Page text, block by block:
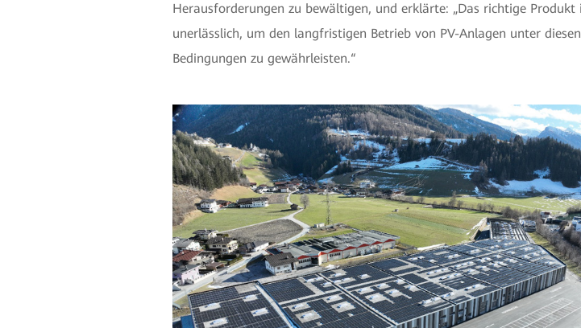
Herausforderungen zu bewältigen, und erklärte: „Das richtige Produkt
unerlässlich, um den langfristigen Betrieb von PV-Anlagen unter diesen
Bedingungen zu gewährleisten.“